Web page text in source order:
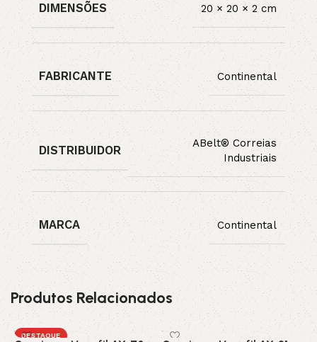
DIMENSÕES 20 × 20 × 2 cm
FABRICANTE Continental
DISTRIBUIDOR
ABelt® Correias
Industriais
MARCA Continental
Produtos Relacionados
DESTAQUE